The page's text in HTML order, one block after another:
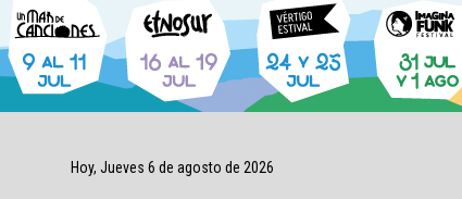
Hoy, Jueves 6 de agosto de 2026